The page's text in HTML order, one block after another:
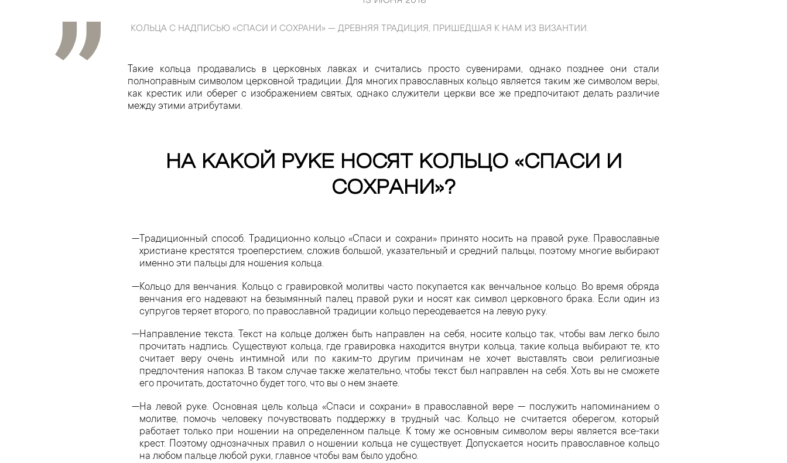
КОЛЬЦА С НАДПИСЬЮ «СПАСИ И СОХРАНИ» — ДРЕВНЯЯ ТРАДИЦИЯ, ПРИШЕДШАЯ К НАМ ИЗ ВИЗАНТИИ.
Такие кольца продавались в церковных лавках и считались просто сувенирами, однако позднее они стали
полноправным символом церковной традиции. Для многих православных кольцо является таким же символом веры,
как крестик или оберег с изображением святых, однако служители церкви все же предпочитают делать различие
между этими атрибутами.
НА КАКОЙ РУКЕ НОСЯТ КОЛЬЦО «СПАСИ И
СОХРАНИ»?
Традиционный способ. Традиционно кольцо «Спаси и сохрани» принято носить на правой руке. Православные
христиане крестятся троеперстием, сложив большой, указательный и средний пальцы, поэтому многие выбирают
именно эти пальцы для ношения кольца.
Кольцо для венчания. Кольцо с гравировкой молитвы часто покупается как венчальное кольцо. Во время обряда
венчания его надевают на безымянный палец правой руки и носят как символ церковного брака. Если один из
супругов теряет второго, по православной традиции кольцо переодевается на левую руку.
Направление текста. Текст на кольце должен быть направлен на себя, носите кольцо так, чтобы вам легко было
прочитать надпись. Существуют кольца, где гравировка находится внутри кольца, такие кольца выбирают те, кто
считает веру очень интимной или по каким-то другим причинам не хочет выставлять свои религиозные
предпочтения напоказ. В таком случае также желательно, чтобы текст был направлен на себя. Хоть вы не сможете
его прочитать, достаточно будет того, что вы о нем знаете.
На левой руке. Основная цель кольца «Спаси и сохрани» в православной вере — послужить напоминанием о
молитве, помочь человеку почувствовать поддержку в трудный час. Кольцо не считается оберегом, который
работает только при ношении на определенном пальце. К тому же основным символом веры является все-таки
крест. Поэтому однозначных правил о ношении кольца не существует. Допускается носить православное кольцо
на любом пальце любой руки, главное чтобы вам было удобно.